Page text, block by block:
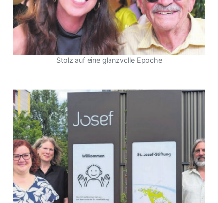
Stolz auf eine glanzvolle Epoche